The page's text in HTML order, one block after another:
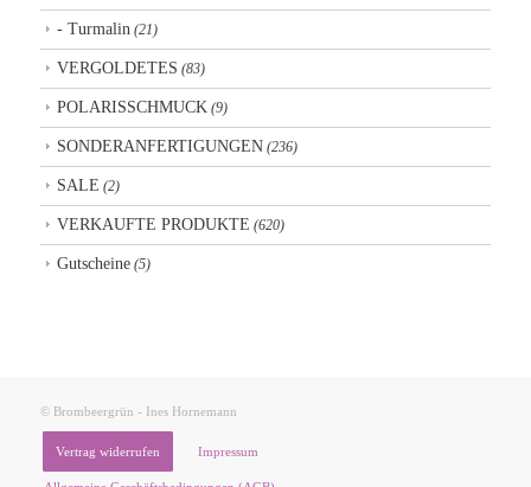
- Turmalin (21)
VERGOLDETES (83)
POLARISSCHMUCK (9)
SONDERANFERTIGUNGEN (236)
SALE (2)
VERKAUFTE PRODUKTE (620)
Gutscheine (5)
© Brombeergrün - Ines Hornemann
Vertrag widerrufen Impressum